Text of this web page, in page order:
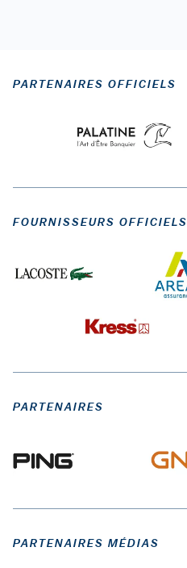
PARTENAIRES OFFICIELS
FOURNISSEURS OFFICIELS
PARTENAIRES
PARTENAIRES MÉDIAS